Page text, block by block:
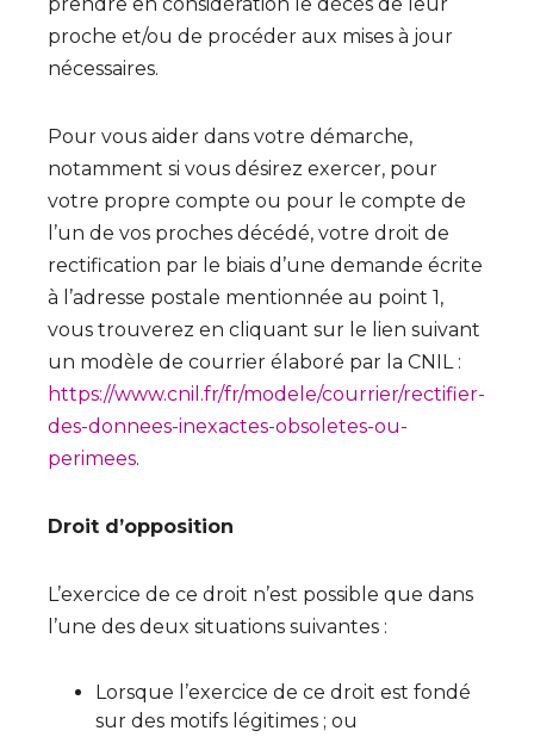
proche et/ou de procéder aux mises à jour
nécessaires.
Pour vous aider dans votre démarche,
notamment si vous désirez exercer, pour
votre propre compte ou pour le compte de
l’un de vos proches décédé, votre droit de
rectification par le biais d’une demande écrite
à l’adresse postale mentionnée au point 1,
vous trouverez en cliquant sur le lien suivant
un modèle de courrier élaboré par la CNIL :
https://www.cnil.fr/fr/modele/courrier/rectifier-
des-donnees-inexactes-obsoletes-ou-
perimees.
Droit d’opposition
L’exercice de ce droit n’est possible que dans
l’une des deux situations suivantes :
Lorsque l’exercice de ce droit est fondé
sur des motifs légitimes ; ou